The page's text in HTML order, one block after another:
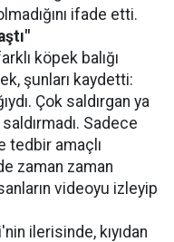
ifade etti.
köpek balığı
şunları kaydetti:
Çok saldırgan ya
Sadece
tedbir amaçlı
zaman zaman
videoyu izleyip
ilerisinde, kıyıdan